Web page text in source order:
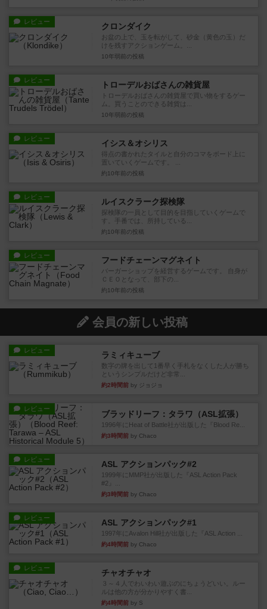
レビュー クロンダイク
お盆の上で、玉を転がして、砂金（黄色の玉）だ
けを残すアクションゲーム。...
10年弱前 の投稿
レビュー トローデルおばさんの雑貨屋
トローデルおばさんの雑貨屋で買い物をするゲー
ム。買うことのできる雑貨は...
10年弱前 の投稿
レビュー イシス＆オシリス
得点の書かれたタイルと自分のコマをボード上に
置いていくゲームです。 ...
約10年前 の投稿
レビュー ルイスクラーク探検隊
探検隊の一員として目的を目指していくゲームで
す。手番では、所持している...
約10年前 の投稿
レビュー フードチェーンマグネイト
バーガーショップを経営するゲームです。 自身が
ＣＥＯとなって、部下の...
約10年前 の投稿
会員の新しい投稿
レビュー ラミィキューブ
数字の牌を出して1番早く手札をなくした人が勝ち
というシンプルだけど非常...
約2時間前 by ジョジョ
レビュー
ブラッドリーフ：タラワ（ASL拡張）
1996年にHeat of Battle社が出版した『Blood Re...
約3時間前 by Chaco
レビュー ASL アクションパック#2
1999年にMMP社が出版した『ASL Action Pack
#2』...
約3時間前 by Chaco
レビュー ASL アクションパック#1
1997年にAvalon Hill社が出版した『ASL Action ...
約4時間前 by Chaco
レビュー チャオチャオ
３～４人でわいわい遊ぶのにちょうどいい。ルー
ルは他の方が分かりやすく書...
約4時間前 by S